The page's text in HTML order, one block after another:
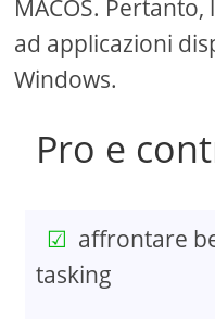
MACOS.
ad applicazioni
Windows.
Pro e
affrontare
tasking